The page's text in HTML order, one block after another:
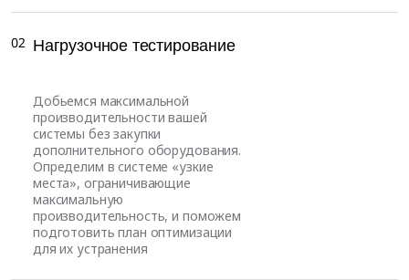
Нагрузочное тестирование
Добьемся максимальной
производительности вашей
системы без закупки
дополнительного оборудования.
Определим в системе «узкие
места», ограничивающие
максимальную
производительность, и поможем
подготовить план оптимизации
для их устранения
02